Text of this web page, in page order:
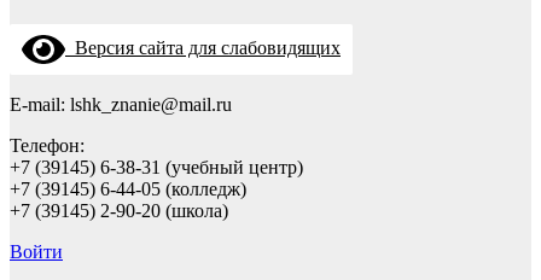
Версия сайта для слабовидящих
E-mail: lshk_znanie@mail.ru
Телефон:
+7 (39145) 6-38-31 (учебный центр)
+7 (39145) 6-44-05 (колледж)
+7 (39145) 2-90-20 (школа)
Войти